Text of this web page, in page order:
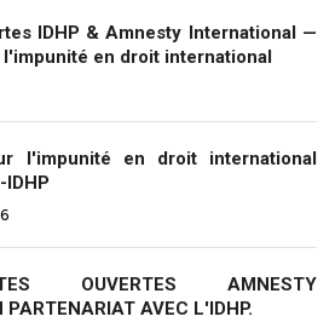
IDHP & Amnesty International —
en droit international
l'impunité en droit international
OUVERTES AMNESTY
AVEC L'IDHP.